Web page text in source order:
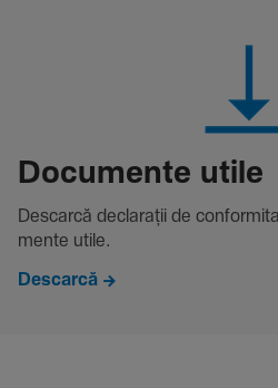
Docu­mente utile
Descarcă decla­rații de
mente utile.
Descarcă